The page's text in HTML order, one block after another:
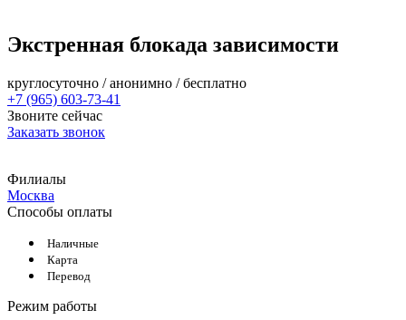
Экстренная блокада зависимости
круглосуточно / анонимно / бесплатно
+7 (965) 603-73-41
Звоните сейчас
Заказать звонок
Филиалы
Москва
Способы оплаты
Наличные
Карта
Перевод
Режим работы